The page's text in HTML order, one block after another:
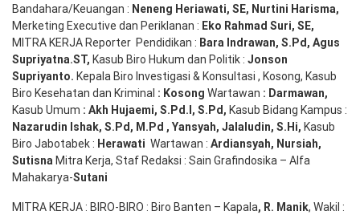
Bandahara/Keuangan : Neneng Heriawati, SE, Nurtini Harisma,
Merketing Executive dan Periklanan : Eko Rahmad Suri, SE,
MITRA KERJA Reporter Pendidikan : Bara Indrawan, S.Pd, Agus
Supriyatna.ST, Kasub Biro Hukum dan Politik : Jonson
Supriyanto. Kepala Biro Investigasi & Konsultasi , Kosong, Kasub
Biro Kesehatan dan Kriminal : Kosong Wartawan : Darmawan,
Kasub Umum : Akh Hujaemi, S.Pd.I, S.Pd, Kasub Bidang Kampus :
Nazarudin Ishak, S.Pd, M.Pd , Yansyah, Jalaludin, S.Hi, Kasub
Biro Jabotabek : Herawati Wartawan : Ardiansyah, Nursiah,
Sutisna Mitra Kerja, Staf Redaksi : Sain Grafindosika – Alfa
Mahakarya-Sutani
MITRA KERJA : BIRO-BIRO : Biro Banten – Kapala, R. Manik, Wakil :